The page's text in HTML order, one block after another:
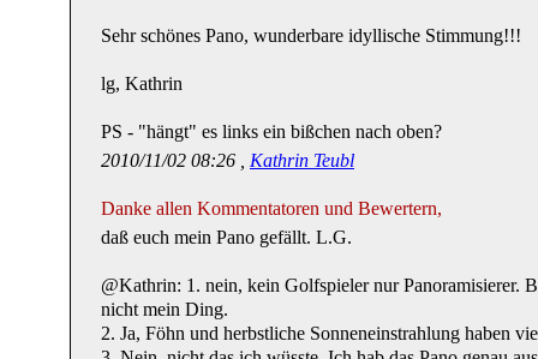
Sehr schönes Pano, wunderbare idyllische Stimmung!!!
lg, Kathrin
PS - "hängt" es links ein bißchen nach oben?
2010/11/02 08:26 , Kathrin Teubl
Danke allen Kommentatoren und Bewertern,
daß euch mein Pano gefällt. L.G.
@Kathrin: 1. nein, kein Golfspieler nur Panoramisierer.
nicht mein Ding.
2. Ja, Föhn und herbstliche Sonneneinstrahlung haben